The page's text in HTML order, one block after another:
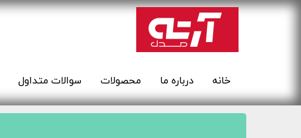
خانه درباره ما محصولات سوالات متداول